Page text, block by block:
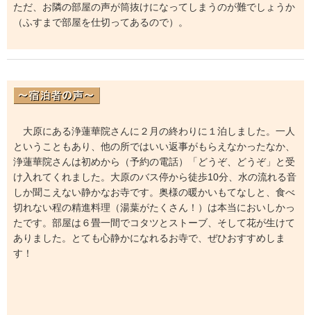
ただ、お隣の部屋の声が筒抜けになってしまうのが難でしょうか
（ふすまで部屋を仕切ってあるので）。
大原にある浄蓮華院さんに２月の終わりに１泊しました。一人
ということもあり、他の所ではいい返事がもらえなかったなか、
浄蓮華院さんは初めから（予約の電話）「どうぞ、どうぞ」と受
け入れてくれました。大原のバス停から徒歩10分、水の流れる音
しか聞こえない静かなお寺です。奥様の暖かいもてなしと、食べ
切れない程の精進料理（湯葉がたくさん！）は本当においしかっ
たです。部屋は６畳一間でコタツとストーブ、そして花が生けて
ありました。とても心静かになれるお寺で、ぜひおすすめしま
す！